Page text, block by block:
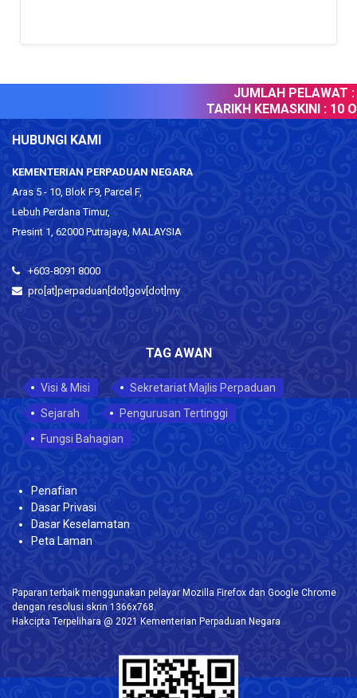
JUMLAH PELAWAT :
TARIKH KEMASKINI :10
HUBUNGI KAMI
KEMENTERIAN PERPADUAN NEGARA
Aras 5 - 10, Blok F9, Parcel F,
Lebuh Perdana Timur,
Presint 1, 62000 Putrajaya, MALAYSIA
+603-8091 8000
pro[at]perpaduan[dot]gov[dot]my
TAG AWAN
Visi & Misi
Sekretariat Majlis Perpaduan
Sejarah
Pengurusan Tertinggi
Fungsi Bahagian
Penafian
Dasar Privasi
Dasar Keselamatan
Peta Laman
Paparan terbaik menggunakan pelayar Mozilla Firefox dan Google Chrome
dengan resolusi skrin 1366x768.
Hakcipta Terpelihara @ 2021 Kementerian Perpaduan Negara